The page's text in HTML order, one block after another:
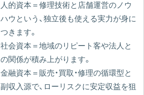
人的資本＝修理技術と店舗運営のノウ
ハウという、独立後も使える実力が身に
つきます。
社会資本＝地域のリピート客や法人と
の関係が積み上がります。
金融資本＝販売・買取・修理の循環型と
副収入源で、ローリスクに安定収益を狙